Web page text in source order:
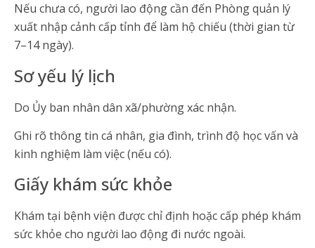
Nếu chưa có, người lao động cần đến Phòng quản lý
xuất nhập cảnh cấp tỉnh để làm hộ chiếu (thời gian từ
7–14 ngày).
Sơ yếu lý lịch
Do Ủy ban nhân dân xã/phường xác nhận.
Ghi rõ thông tin cá nhân, gia đình, trình độ học vấn và
kinh nghiệm làm việc (nếu có).
Giấy khám sức khỏe
Khám tại bệnh viện được chỉ định hoặc cấp phép khám
sức khỏe cho người lao động đi nước ngoài.